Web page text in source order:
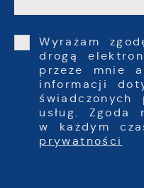
Wyrażam
drogą
przeze mnie
informacji
świadczonych
usług. Zgoda
w każdym
prywatności